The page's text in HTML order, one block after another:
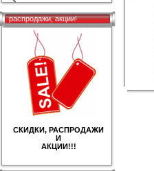
распродажи, акции!
СКИДКИ, РАСПРОДАЖИ
И
АКЦИИ!!!